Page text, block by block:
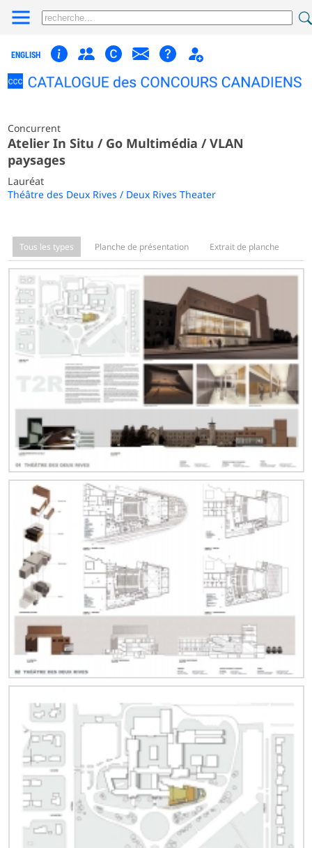
ENGLISH
Concurrent
Atelier In Situ / Go Multimédia / VLAN
paysages
Lauréat
Théâtre des Deux Rives / Deux Rives Theater
Tous les types Planche de présentation Extrait de planche